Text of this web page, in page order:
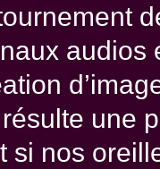
audios
une
si nos